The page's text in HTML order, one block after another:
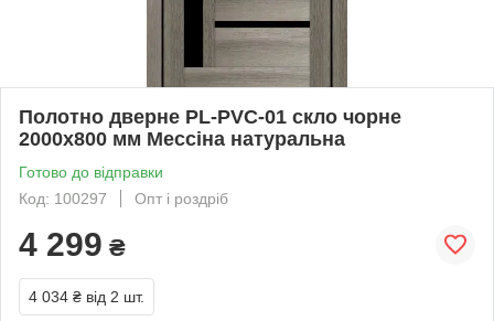
Полотно дверне PL-PVC-01 скло чорне
2000х800 мм Мессіна натуральна
Готово до відправки
Код: 100297
Опт і роздріб
4 299 ₴
4 034 ₴ від 2 шт.